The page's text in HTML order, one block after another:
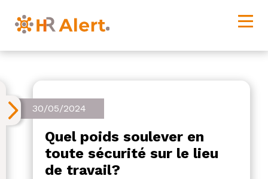
30/05/2024
Quel poids soulever en
toute sécurité sur le lieu
de travail?